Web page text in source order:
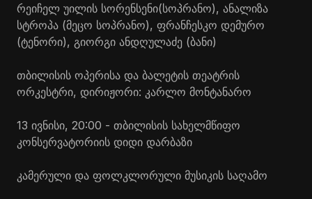
რეიჩელ უილის სორენსენი(სოპრანო), ანალიზა
სტროპა (მეცო სოპრანო), ფრანჩესკო დემურო
(ტენორი), გიორგი ანდღულაძე (ბანი)
თბილისის ოპერისა და ბალეტის თეატრის
ორკესტრი, დირიჟორი: კარლო მონტანარო
13 ივნისი, 20:00 - თბილისის სახელმწიფო
კონსერვატორიის დიდი დარბაზი
კამერული და ფოლკლორული მუსიკის საღამო